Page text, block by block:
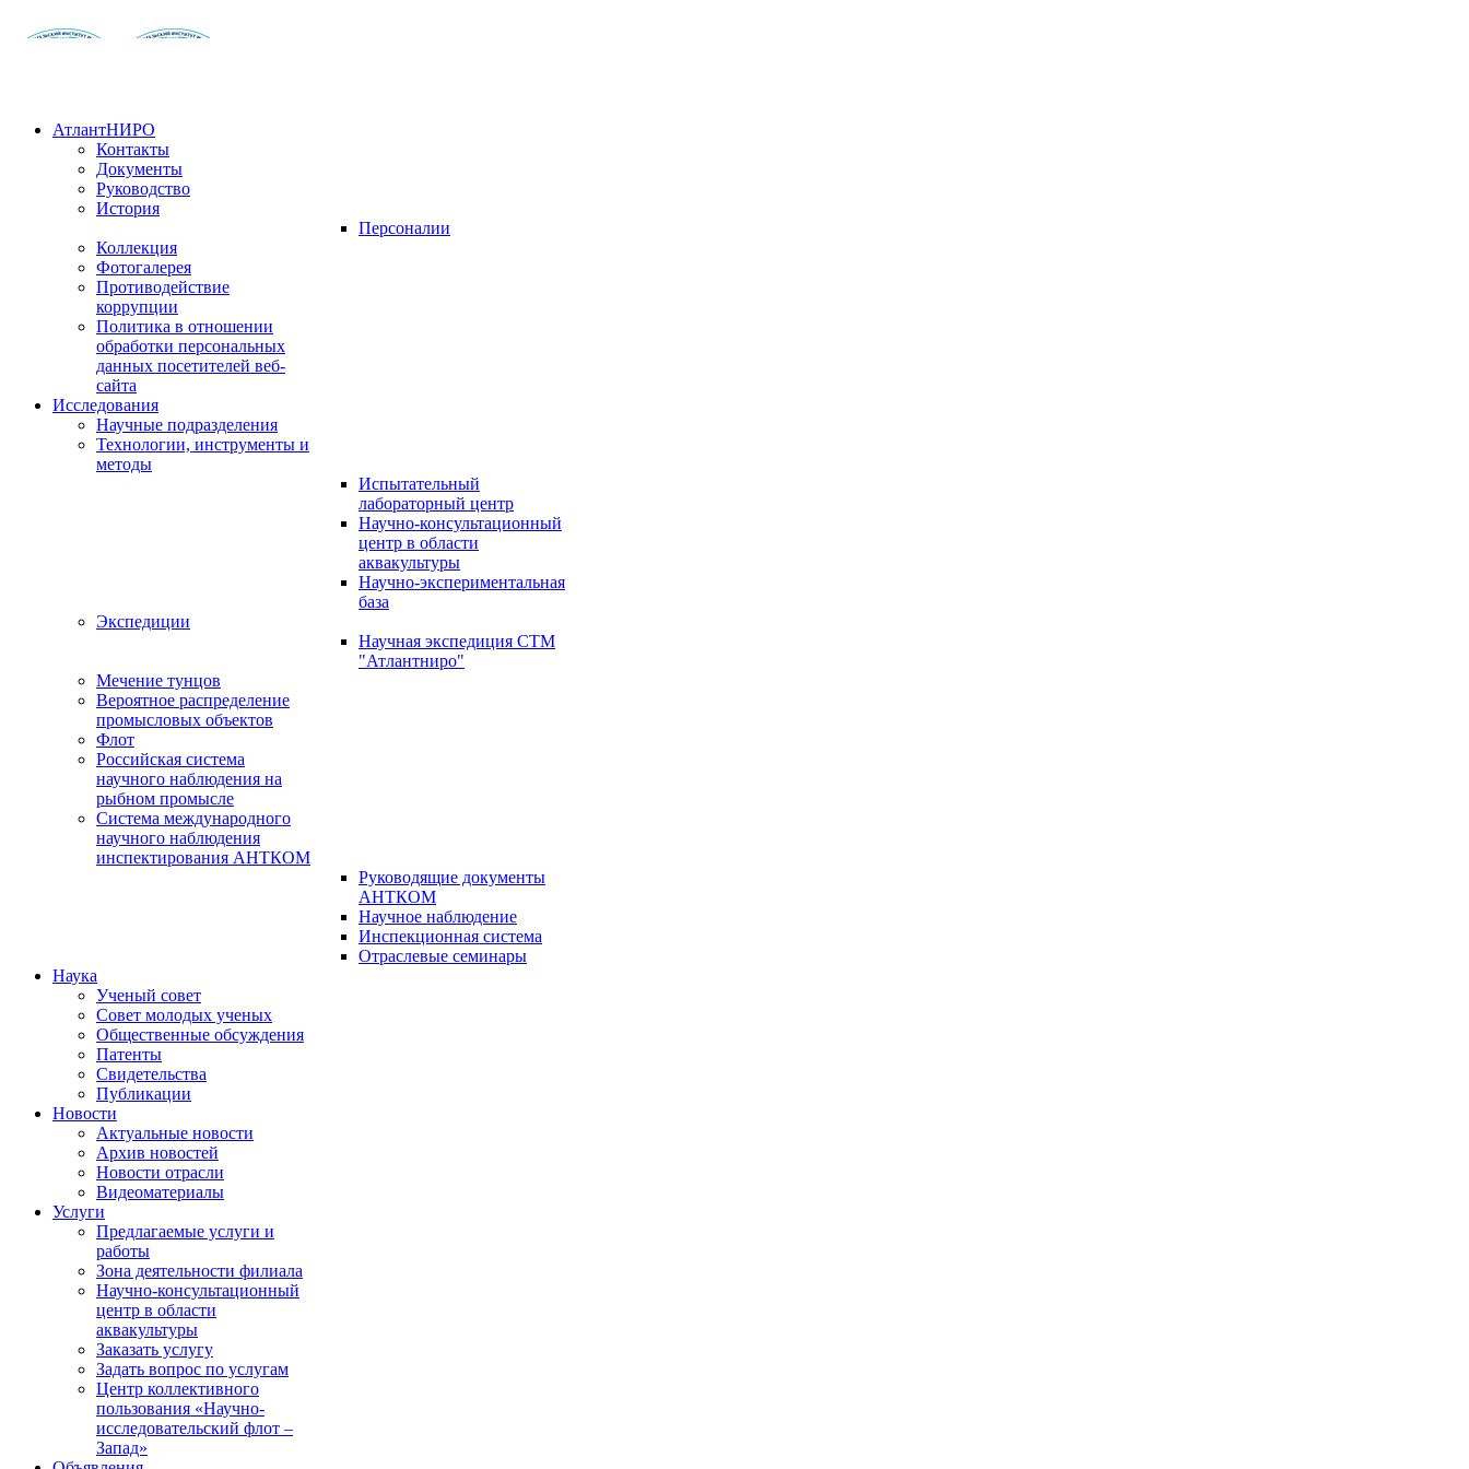
АтлантНИРО
Контакты
Документы
Руководство
История
Персоналии
Коллекция
Фотогалерея
Противодействие
коррупции
Политика в отношении
обработки персональных
данных посетителей веб-
сайта
Исследования
Научные подразделения
Технологии, инструменты и
методы
Испытательный
лабораторный центр
Научно-консультационный
центр в области
аквакультуры
Научно-экспериментальная
база
Экспедиции
Научная экспедиция СТМ
"Атлантниро"
Мечение тунцов
Вероятное распределение
промысловых объектов
Флот
Российская система
научного наблюдения на
рыбном промысле
Система международного
научного наблюдения
инспектирования АНТКОМ
Руководящие документы
АНТКОМ
Научное наблюдение
Инспекционная система
Отраслевые семинары
Наука
Ученый совет
Совет молодых ученых
Общественные обсуждения
Патенты
Свидетельства
Публикации
Новости
Актуальные новости
Архив новостей
Новости отрасли
Видеоматериалы
Услуги
Предлагаемые услуги и
работы
Зона деятельности филиала
Научно-консультационный
центр в области
аквакультуры
Заказать услугу
Задать вопрос по услугам
Центр коллективного
пользования «Научно-
исследовательский флот –
Запад»